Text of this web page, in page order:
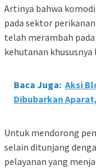
Artinya bahwa
pada sektor
telah merambah
kehutanan khususnya
Baca Juga: Aksi
Dibubarkan
Untuk mendorong
selain ditunjang
pelayanan yang